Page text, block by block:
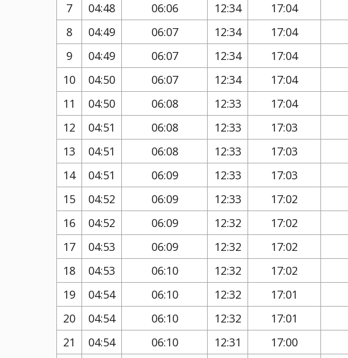
7
04:48 06:06 12:34 17:04
8
04:49 06:07 12:34 17:04
9
04:49 06:07 12:34 17:04
10
04:50 06:07 12:34 17:04
11
04:50 06:08 12:33 17:04
12
04:51 06:08 12:33 17:03
13
04:51 06:08 12:33 17:03
14
04:51 06:09 12:33 17:03
15
04:52 06:09 12:33 17:02
16
04:52 06:09 12:32 17:02
17
04:53 06:09 12:32 17:02
18
04:53 06:10 12:32 17:02
19
04:54 06:10 12:32 17:01
20
04:54 06:10 12:32 17:01
21
04:54 06:10 12:31 17:00